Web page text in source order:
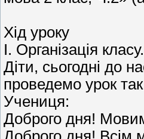
Хід уроку
Ι. Організація
Діти, сьогодні до
проведемо урок
Учениця:
Доброго дня!